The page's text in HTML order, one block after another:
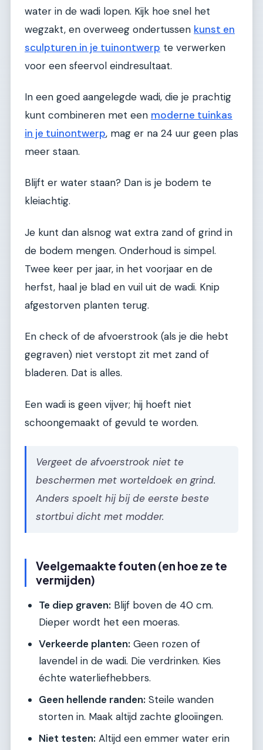
water in de wadi lopen. Kijk hoe snel het
wegzakt, en overweeg ondertussen kunst en
sculpturen in je tuinontwerp te verwerken
voor een sfeervol eindresultaat.
In een goed aangelegde wadi, die je prachtig
kunt combineren met een moderne tuinkas
in je tuinontwerp, mag er na 24 uur geen plas
meer staan.
Blijft er water staan? Dan is je bodem te
kleiachtig.
Je kunt dan alsnog wat extra zand of grind in
de bodem mengen. Onderhoud is simpel.
Twee keer per jaar, in het voorjaar en de
herfst, haal je blad en vuil uit de wadi. Knip
afgestorven planten terug.
En check of de afvoerstrook (als je die hebt
gegraven) niet verstopt zit met zand of
bladeren. Dat is alles.
Een wadi is geen vijver; hij hoeft niet
schoongemaakt of gevuld te worden.
Vergeet de afvoerstrook niet te
beschermen met worteldoek en grind.
Anders spoelt hij bij de eerste beste
stortbui dicht met modder.
Veelgemaakte fouten (en hoe ze te
vermijden)
Te diep graven: Blijf boven de 40 cm.
Dieper wordt het een moeras.
Verkeerde planten: Geen rozen of
lavendel in de wadi. Die verdrinken. Kies
échte waterliefhebbers.
Geen hellende randen: Steile wanden
storten in. Maak altijd zachte glooiingen.
Niet testen: Altijd een emmer water erin